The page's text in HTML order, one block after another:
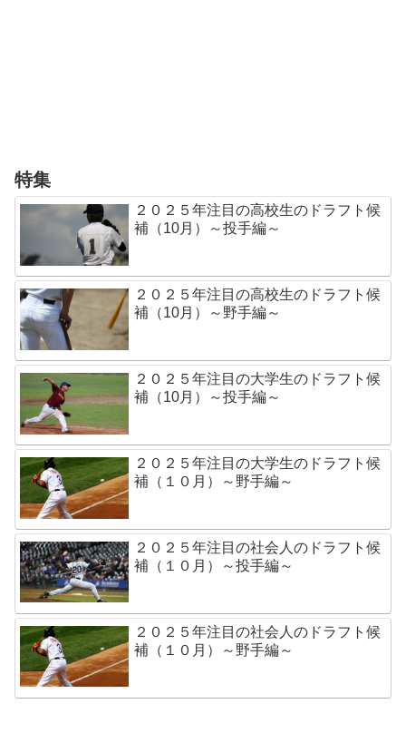
特集
２０２５年注目の高校生のドラフト候
補（10月）～投手編～
２０２５年注目の高校生のドラフト候
補（10月）～野手編～
２０２５年注目の大学生のドラフト候
補（10月）～投手編～
２０２５年注目の大学生のドラフト候
補（１０月）～野手編～
２０２５年注目の社会人のドラフト候
補（１０月）～投手編～
２０２５年注目の社会人のドラフト候
補（１０月）～野手編～